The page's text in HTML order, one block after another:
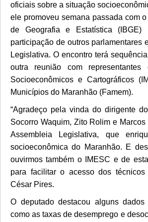
oficiais sobre a situação
ele promoveu semana passada com
de Geografia e Estatística
participação de outros parlamentares
Legislativa. O encontro terá
outra reunião com
Socioeconômicos e Cartográficos
Municípios do Maranhão (Famem).
“Agradeço pela vinda do dirigente
Socorro Waquim, Zito Rolim e
Assembleia Legislativa, que
socioeconômica do Maranhão. E
ouvirmos também o IMESC e de
para facilitar o acesso dos
César Pires.
O deputado destacou alguns
como as taxas de desemprego e